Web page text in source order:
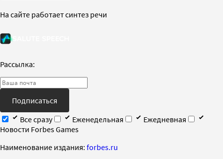
На сайте работает синтез речи
Рассылка:
Подписаться
Все сразу
Еженедельная
Ежедневная
Новости Forbes Games
Наименование издания: forbes.ru